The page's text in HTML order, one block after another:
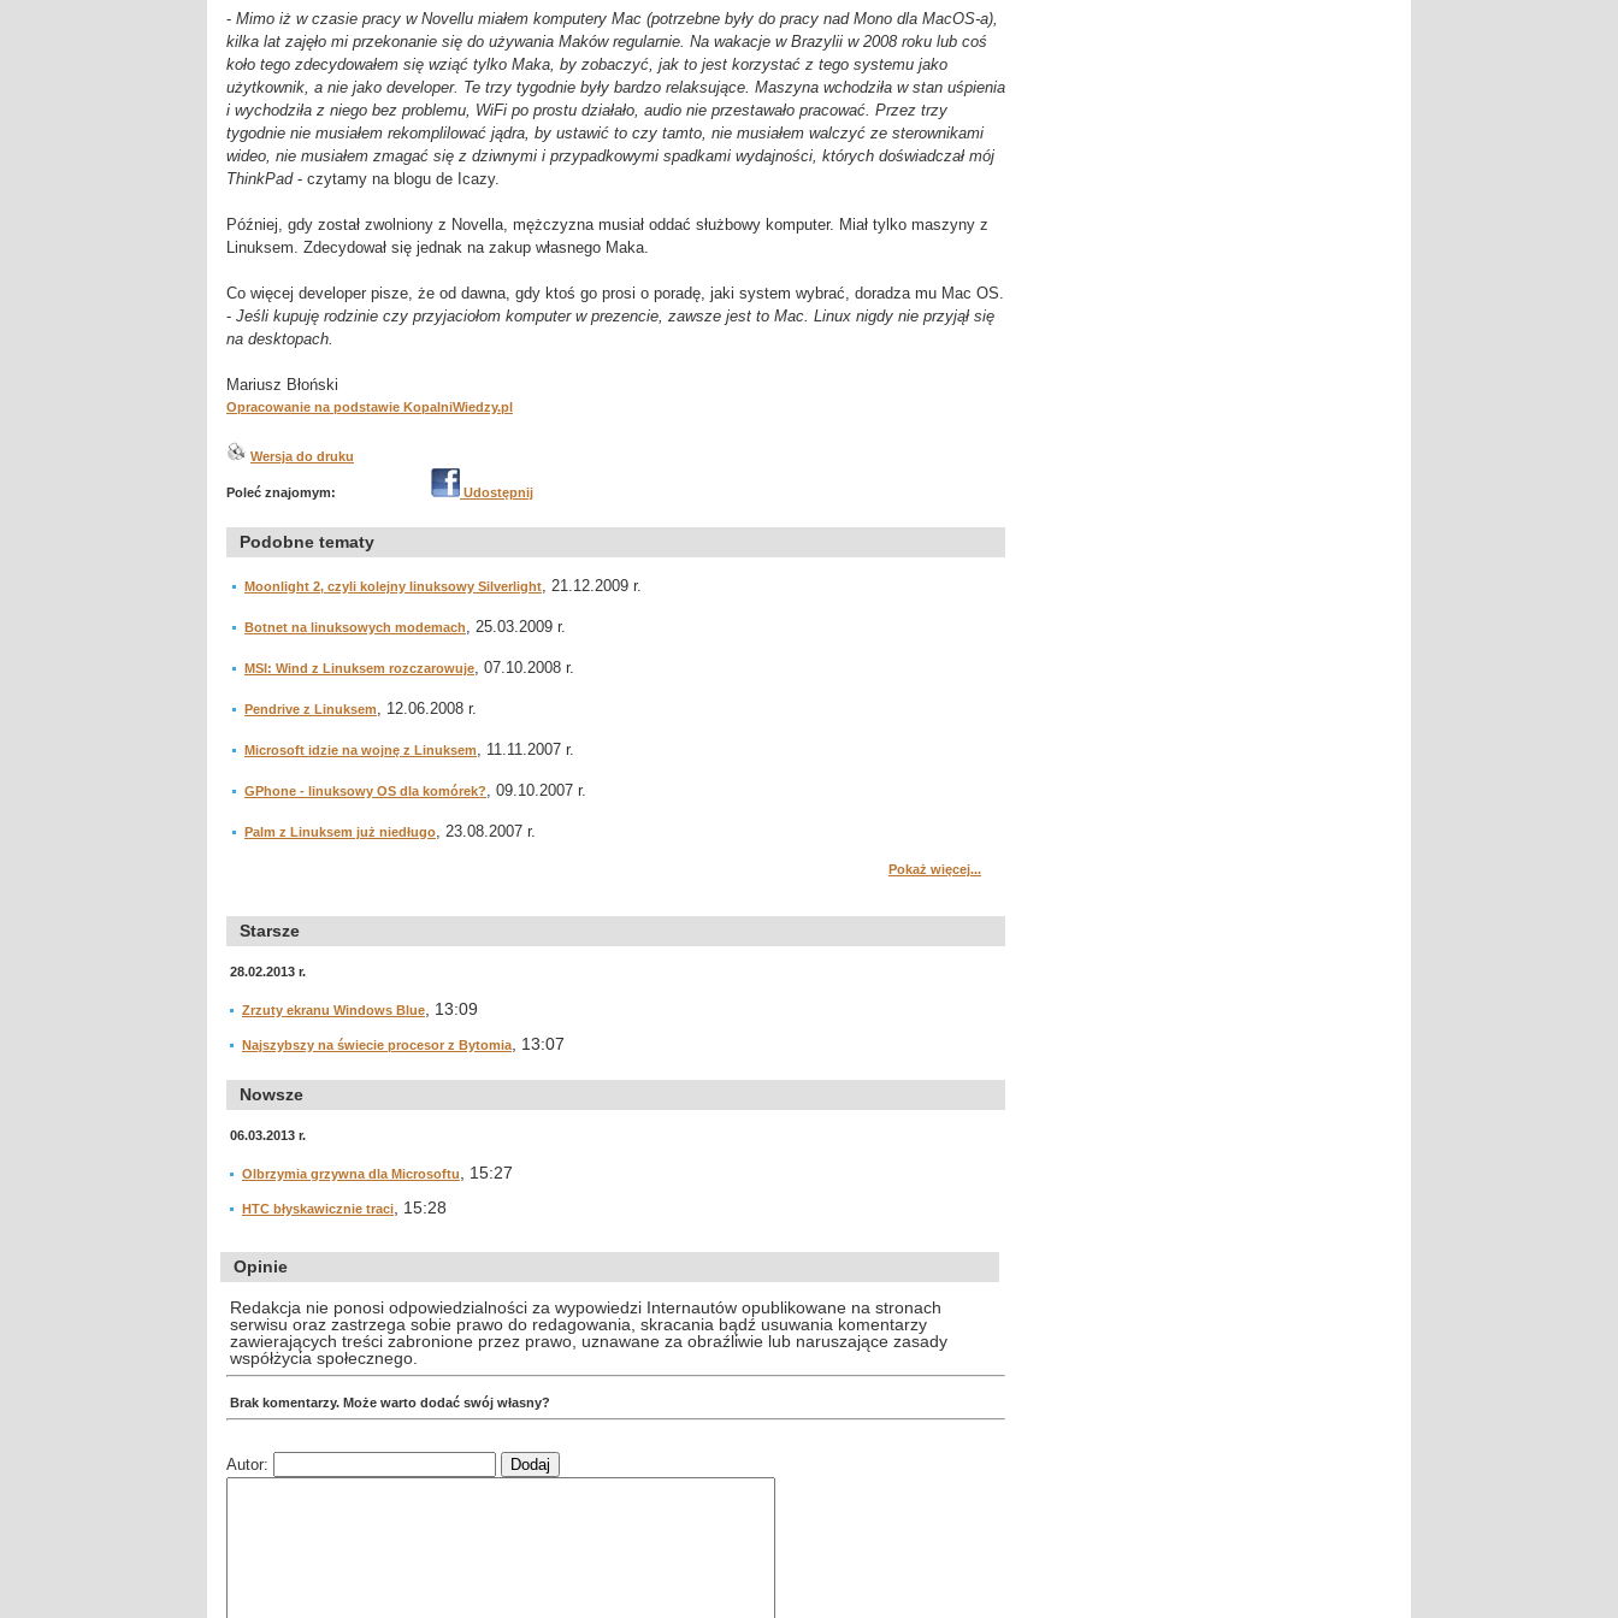
- Mimo iż w czasie pracy w Novellu miałem komputery Mac (potrzebne były do pracy nad Mono dla MacOS-a),
kilka lat zajęło mi przekonanie się do używania Maków regularnie. Na wakacje w Brazylii w 2008 roku lub coś
koło tego zdecydowałem się wziąć tylko Maka, by zobaczyć, jak to jest korzystać z tego systemu jako
użytkownik, a nie jako developer. Te trzy tygodnie były bardzo relaksujące. Maszyna wchodziła w stan uśpienia
i wychodziła z niego bez problemu, WiFi po prostu działało, audio nie przestawało pracować. Przez trzy
tygodnie nie musiałem rekomplilować jądra, by ustawić to czy tamto, nie musiałem walczyć ze sterownikami
wideo, nie musiałem zmagać się z dziwnymi i przypadkowymi spadkami wydajności, których doświadczał mój
ThinkPad- czytamy na blogu de Icazy.
Później, gdy został zwolniony z Novella, mężczyzna musiał oddać służbowy komputer. Miał tylko maszyny z
Linuksem. Zdecydował się jednak na zakup własnego Maka.
Co więcej developer pisze, że od dawna, gdy ktoś go prosi o poradę, jaki system wybrać, doradza mu Mac OS.
- Jeśli kupuję rodzinie czy przyjaciołom komputer w prezencie, zawsze jest to Mac. Linux nigdy nie przyjął się
na desktopach.
Mariusz Błoński
Opracowanie na podstawie KopalniWiedzy.pl
Wersja do druku
Poleć znajomym: Udostępnij
Podobne tematy
Moonlight 2, czyli kolejny linuksowy Silverlight, 21.12.2009 r.
Botnet na linuksowych modemach, 25.03.2009 r.
MSI: Wind z Linuksem rozczarowuje, 07.10.2008 r.
Pendrive z Linuksem, 12.06.2008 r.
Microsoft idzie na wojnę z Linuksem, 11.11.2007 r.
GPhone - linuksowy OS dla komórek?, 09.10.2007 r.
Palm z Linuksem już niedługo, 23.08.2007 r.
Pokaż więcej...
Starsze
28.02.2013 r.
Zrzuty ekranu Windows Blue , 13:09
Najszybszy na świecie procesor z Bytomia , 13:07
Nowsze
06.03.2013 r.
Olbrzymia grzywna dla Microsoftu , 15:27
HTC błyskawicznie traci , 15:28
Opinie
Redakcja nie ponosi odpowiedzialności za wypowiedzi Internautów opublikowane na stronach
serwisu oraz zastrzega sobie prawo do redagowania, skracania bądź usuwania komentarzy
zawierających treści zabronione przez prawo, uznawane za obraźliwie lub naruszające zasady
współżycia społecznego.
Brak komentarzy. Może warto dodać swój własny?
Autor: